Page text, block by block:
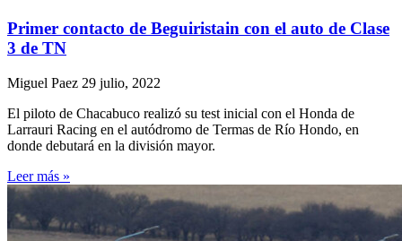
Primer contacto de Beguiristain con el auto de Clase
3 de TN
Miguel Paez 29 julio, 2022
El piloto de Chacabuco realizó su test inicial con el Honda de
Larrauri Racing en el autódromo de Termas de Río Hondo, en
donde debutará en la división mayor.
Leer más »